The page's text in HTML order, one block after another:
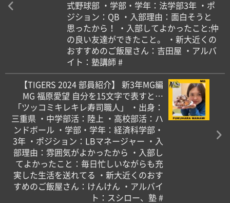
式野球部 ・学部・学年：法学部3年 ・ポ
ジション：QB ・入部理由：面白そうと
思ったから！ ・入部してよかったこと:仲
の良い友達ができたこと。 ・新大近くの
おすすめのご飯屋さん：吉田屋 ・アルバ
イト：塾講師 #
【TIGERS 2024 部員紹介】 新3年MG編
MG 福原愛望 自分を15文字で表すと…
「ツッコミキレキレ寿司職人」 ・出身：
三重県 ・中学部活：陸上 ・高校部活：ハ
ンドボール ・学部・学年：経済科学部・
3年 ・ポジション：LBマネージャー ・入
部理由：雰囲気がよかったから ・入部し
てよかったこと：毎日忙しいながらも充
実した生活を送れてる ・新大近くのおす
すめのご飯屋さん：けんけん ・アルバイ
ト：スシロー、塾 #